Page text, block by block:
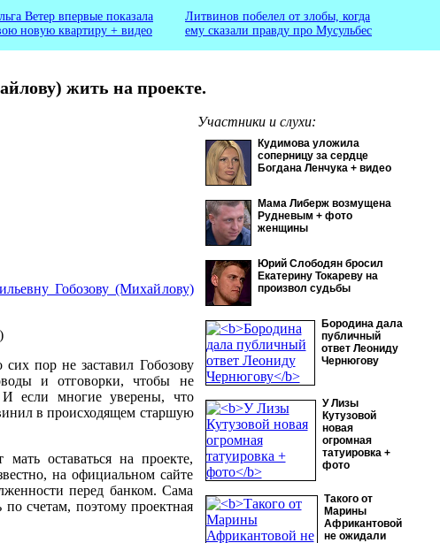
жить на проекте.
Ветер впервые показала
новую квартиру + видео
Литвинов побелел от злобы, когда
ему сказали правду про Мусульбес
Участники и слухи:
Кудимова уложила
соперницу за сердце
Богдана Ленчука + видео
Мама Либерж возмущена
Рудневым + фото
женщины
Юрий Слободян бросил
Екатерину Токареву на
произвол судьбы
Бородина дала
публичный
ответ Леониду
Чернюгову
У Лизы
Кутузовой
новая
огромная
татуировка +
фото
Такого от
Марины
Африкантовой
не ожидали
Гобозову (Михайлову)
сих пор не заставил Гобозову
и отговорки, чтобы не
И если многие уверены, что
в происходящем старшую
оставаться на проекте,
на официальном сайте
перед банком. Сама
по счетам, поэтому проектная